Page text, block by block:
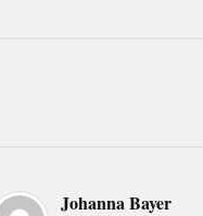
Johanna Bayer